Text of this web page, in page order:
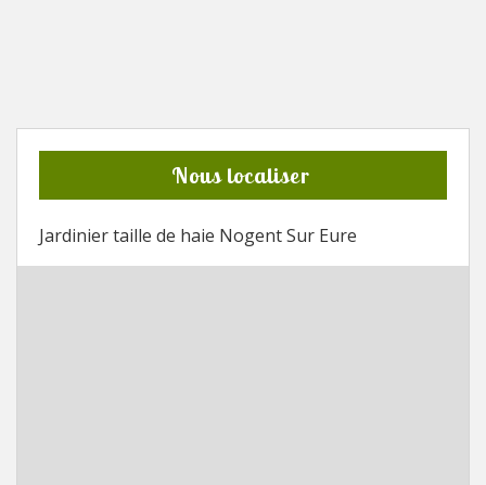
Nous localiser
Jardinier taille de haie Nogent Sur Eure